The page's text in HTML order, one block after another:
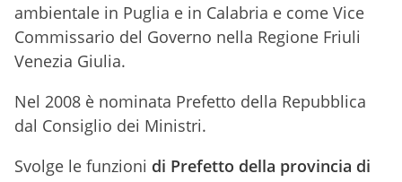
ambientale in Puglia e in Calabria e come Vice
Commissario del Governo nella Regione Friuli
Venezia Giulia.
Nel 2008 è nominata Prefetto della Repubblica
dal Consiglio dei Ministri.
Svolge le funzioni di Prefetto della provincia di